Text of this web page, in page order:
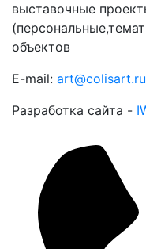
выставочные
объектов
E-mail: art@colisart.ru
Разработка сайта -